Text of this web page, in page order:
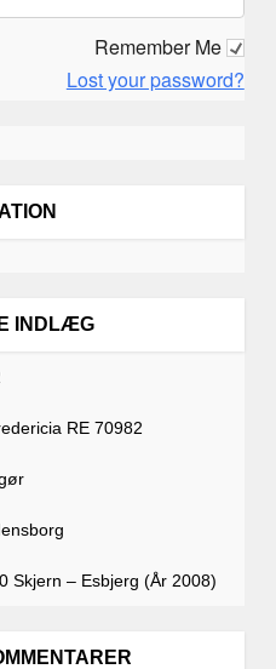
Remember Me
Lost your password?
INDLÆG
RE 70982
Skjern – Esbjerg (År 2008)